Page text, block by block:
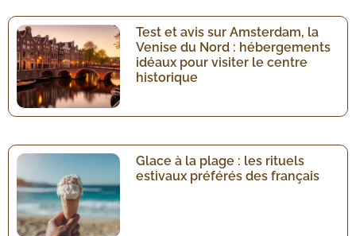
Test et avis sur Amsterdam, la
Venise du Nord : hébergements
idéaux pour visiter le centre
historique
Glace à la plage : les rituels
estivaux préférés des français